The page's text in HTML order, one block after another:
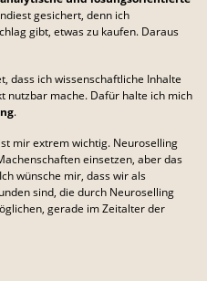
gesichert, denn ich
gibt, etwas zu kaufen. Daraus
dass ich wissenschaftliche Inhalte
nutzbar mache. Dafür halte ich mich
.
ist mir extrem wichtig. Neuroselling
einsetzen, aber das
wünsche mir, dass wir als
sind, die durch Neuroselling
gerade im Zeitalter der